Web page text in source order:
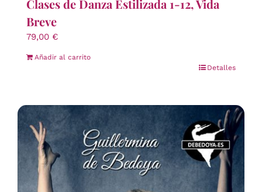
Clases de Danza Estilizada 1-12, Vida
Breve
79,00 €
Añadir al carrito
Detalles